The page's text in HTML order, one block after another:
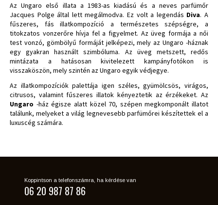
Az Ungaro első illata a 1983-as kiadású és a neves parfümőr
Jacques Polge által lett megálmodva. Ez volt a legendás Diva. A
fűszeres, fás illatkompozíció a természetes szépségre, a
titokzatos vonzerőre hívja fel a figyelmet. Az üveg formája a női
test vonzó, gömbölyű formáját jelképezi, mely az Ungaro -háznak
egy gyakran használt szimbóluma. Az üveg metszett, redős
mintázata a hatásosan kivitelezett kampányfotókon is
visszaköszön, mely szintén az Ungaro egyik védjegye.
Az illatkompozíciók palettája igen széles, gyümölcsös, virágos,
citrusos, valamint fűszeres illatok kényeztetik az érzékeket. Az
Ungaro -ház égisze alatt közel 70, szépen megkomponált illatot
találunk, melyeket a világ legnevesebb parfümőrei készítettek el a
luxuscég számára.
Koppintson a telefonszámra, ha kérdése van
06 20 987 87 86